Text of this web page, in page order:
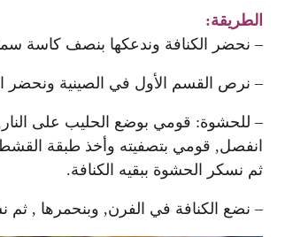
الطريقة:
– نحضر الكنافة وندعكها بنصف كاسة
– نرص القسم الأول في الصينية ونحضر
– للحشوة: قومي بوضع الحليب على
انفصل, قومي بتصفيته وأخذ طبقة
ثم نسكر الحشوة ببقيه الكنافة.
– نضع الكنافة في الفرن, وبنحمرها , ثم